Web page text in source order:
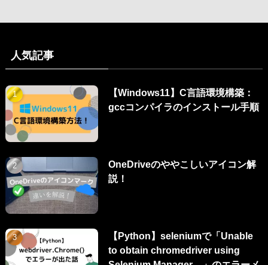
人気記事
【Windows11】C言語環境構築：
gccコンパイラのインストール手順
OneDriveのややこしいアイコン解
説！
【Python】seleniumで「Unable
to obtain chromedriver using